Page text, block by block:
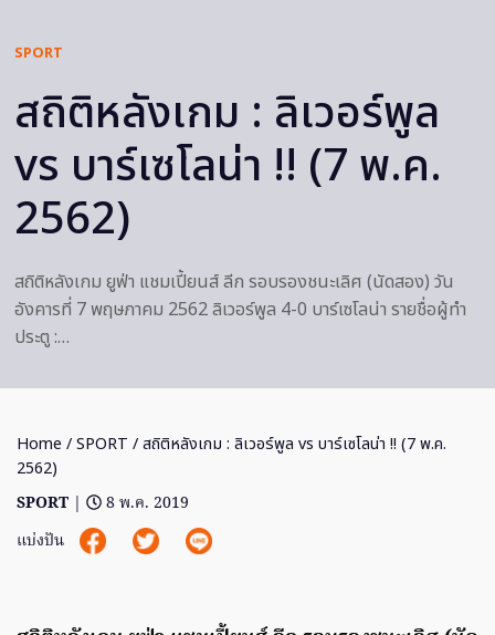
SPORT
สถิติหลังเกม : ลิเวอร์พูล
vs บาร์เซโลน่า !! (7 พ.ค.
2562)
สถิติหลังเกม ยูฟ่า แชมเปี้ยนส์ ลีก รอบรองชนะเลิศ (นัดสอง) วัน
อังคารที่ 7 พฤษภาคม 2562 ลิเวอร์พูล 4-0 บาร์เซโลน่า รายชื่อผู้ทำ
ประตู :…
Home /SPORT / สถิติหลังเกม : ลิเวอร์พูล vs บาร์เซโลน่า !! (7 พ.ค.
2562)
SPORT |
8 พ.ค. 2019
แบ่งปัน